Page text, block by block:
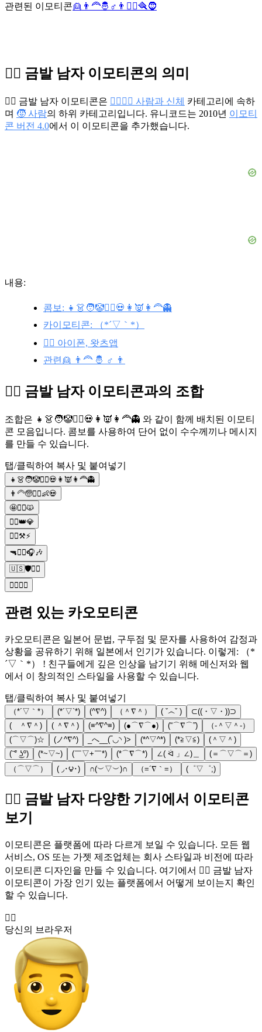
관련된 이모티콘👱 👨‍🦰🤴 ♂️ 👨 👱‍♀️🪮🧔
👱‍♂️ 금발 남자 이모티콘의 의미
👱‍♂️ 금발 남자 이모티콘은 👩‍❤️‍💋‍👨 사람과 신체 카테고리에 속하
며 🧒 사람의 하위 카테고리입니다. 유니코드는 2010년 이모티
콘 버전 4.0에서 이 이모티콘을 추가했습니다.
내용:
콤보: 👧👗🧑🤡👱‍♂️💀👩👿👩‍🦰👻
카이모티콘: （*´▽｀*）
👱‍♂️ 아이폰, 왓츠앱
관련👱 👨‍🦰 🤴 ♂️ 👨
👱‍♂️ 금발 남자 이모티콘과의 조합
조합은 👧👗🧑🤡👱‍♂️💀👩👿👩‍🦰👻 와 같이 함께 배치된 이모티
콘 모음입니다. 콤보를 사용하여 단어 없이 수수께끼나 메시지
를 만들 수 있습니다.
탭/클릭하여 복사 및 붙여넣기
👧👗🧑🤡👱‍♂️💀👩👿👩‍🦰👻
👨‍🦳🧓👱‍♂️👶💀
🤩👱‍♂️🙀
👱‍♂️👑💎
👱‍♂️⚒️⚡
🔫👱‍♂️🎧🎶
🇺🇸🛡👱‍♂️
👱‍♀️👱‍♂️
관련 있는 카오모티콘
카오모티콘은 일본어 문법, 구두점 및 문자를 사용하여 감정과
상황을 공유하기 위해 일본에서 인기가 있습니다. 이렇게: （*
´▽｀*） ! 친구들에게 깊은 인상을 남기기 위해 메신저와 웹
에서 이 창의적인 스타일을 사용할 수 있습니다.
탭/클릭하여 복사 및 붙여넣기
（*´▽｀*） (*´▽`*) (^∇^) （＾∇＾） ( ˇ෴ˇ )
⊂((・▽・))⊃
( ＾∇＾)
( ＾∇＾) (≡^∇^≡) (●⌒∇⌒●) (“⌒∇⌒”)
（‐＾▽＾‐）
(⌒▽⌒)☆
(ノ^∇^) _へ__(‾◡◝ )> (*^▽^*) (*≧▽≦)
(＾▽＾)
(͝ ° ͜ʖº)
(*~▽~) (￣▽+￣*) (*⌒∇⌒*) ∠( ᐛ 」∠)＿
(＝⌒▽⌒＝)
（⌒▽⌒）
( ◞･౪･) ∩(︶▽︶)∩ （=´∇｀=） (゜▽゜;)
👱‍♂️ 금발 남자 다양한 기기에서 이모티콘
보기
이모티콘은 플랫폼에 따라 다르게 보일 수 있습니다. 모든 웹
서비스, OS 또는 가젯 제조업체는 회사 스타일과 비전에 따라
이모티콘 디자인을 만들 수 있습니다. 여기에서 👱‍♂️ 금발 남자
이모티콘이 가장 인기 있는 플랫폼에서 어떻게 보이는지 확인
할 수 있습니다.
👱‍♂️
당신의 브라우저